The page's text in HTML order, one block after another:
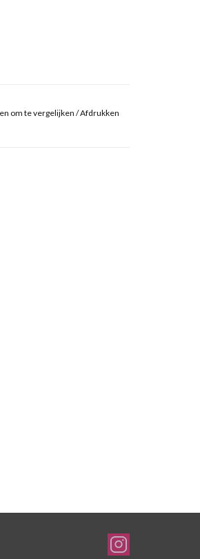
om te vergelijken /Afdrukken